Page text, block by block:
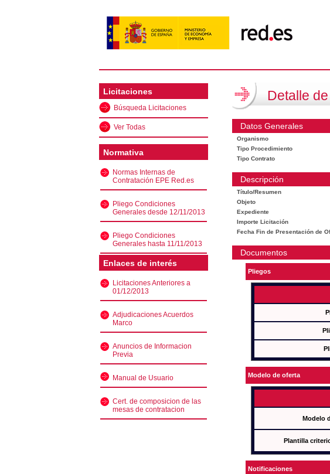
Licitaciones
Búsqueda Licitaciones
Ver Todas
Normativa
Normas Internas de
Contratación EPE Red.es
Pliego Condiciones
Generales desde 12/11/2013
Pliego Condiciones
Generales hasta 11/11/2013
Enlaces de interés
Licitaciones Anteriores a
01/12/2013
Adjudicaciones Acuerdos
Marco
Anuncios de Informacion
Previa
Manual de Usuario
Cert. de composicion de las
mesas de contratacion
Detalle
Datos Generales
Organismo
Tipo Procedimiento
Tipo Contrato
Descripción
Título/Resumen
Objeto
Expediente
Importe Licitación
Fecha Fin de Presentación de
Documentos
Pliegos
Modelo de oferta
Modelo
Plantilla
Notificaciones